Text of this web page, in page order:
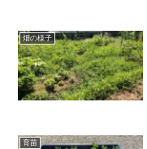
畑の様子
育苗